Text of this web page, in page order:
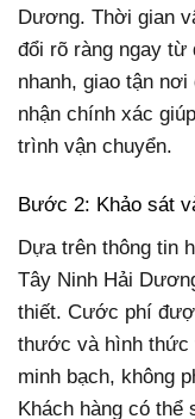
Dương. Thời gian
đổi rõ ràng ngay từ
nhanh, giao tận
nhận chính xác
trình vận chuyển.
Bước 2: Khảo sát
Dựa trên thông tin
Tây Ninh Hải
thiết. Cước phí
thước và hình thức
minh bạch, không
Khách hàng có thể